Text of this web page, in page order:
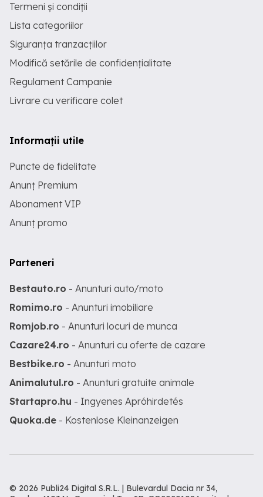
Termeni și condiții
Lista categoriilor
Siguranța tranzacțiilor
Modifică setările de confidențialitate
Regulament Campanie
Livrare cu verificare colet
Informații utile
Puncte de fidelitate
Anunț Premium
Abonament VIP
Anunț promo
Parteneri
Bestauto.ro - Anunturi auto/moto
Romimo.ro - Anunturi imobiliare
Romjob.ro - Anunturi locuri de munca
Cazare24.ro - Anunturi cu oferte de cazare
Bestbike.ro - Anunturi moto
Animalutul.ro - Anunturi gratuite animale
Startapro.hu - Ingyenes Apróhirdetés
Quoka.de - Kostenlose Kleinanzeigen
© 2026 Publi24 Digital S.R.L. | Bulevardul Dacia nr 34,